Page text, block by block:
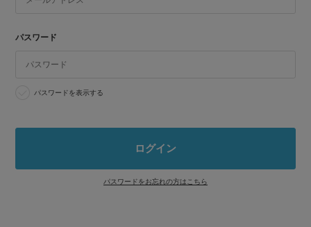
パスワード
パスワードを表示する
パスワードをお忘れの方はこちら